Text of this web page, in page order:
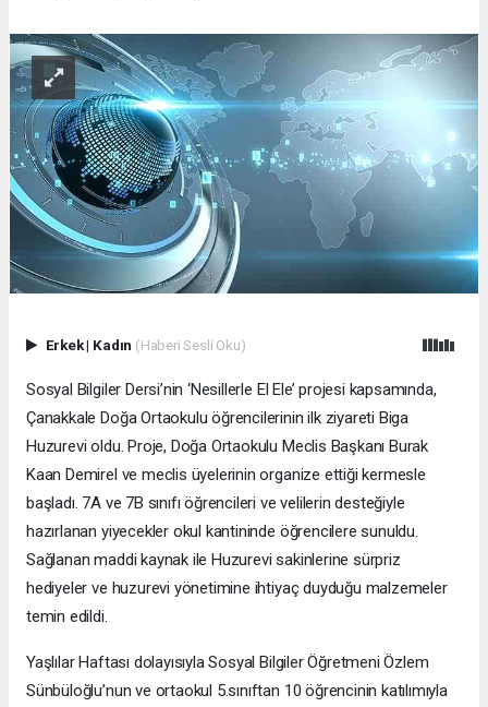
Erkek| Kadın (Haberi Sesli Oku)
Sosyal Bilgiler Dersi’nin ‘Nesillerle El Ele’ projesi kapsamında,
Çanakkale Doğa Ortaokulu öğrencilerinin ilk ziyareti Biga
Huzurevi oldu. Proje, Doğa Ortaokulu Meclis Başkanı Burak
Kaan Demirel ve meclis üyelerinin organize ettiği kermesle
başladı. 7A ve 7B sınıfı öğrencileri ve velilerin desteğiyle
hazırlanan yiyecekler okul kantininde öğrencilere sunuldu.
Sağlanan maddi kaynak ile Huzurevi sakinlerine sürpriz
hediyeler ve huzurevi yönetimine ihtiyaç duyduğu malzemeler
temin edildi.
Yaşlılar Haftası dolayısıyla Sosyal Bilgiler Öğretmeni Özlem
Sünbüloğlu’nun ve ortaokul 5.sınıftan 10 öğrencinin katılımıyla